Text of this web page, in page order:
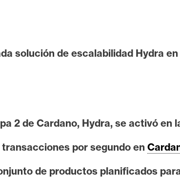
solución de escalabilidad Hydra
2 de Cardano, Hydra, se activó en
por segundo en
de productos planificados